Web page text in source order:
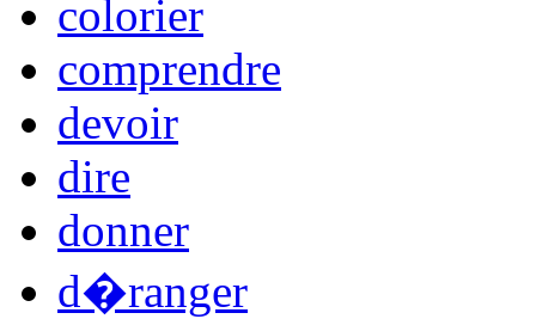
colorier
comprendre
devoir
dire
donner
d�ranger